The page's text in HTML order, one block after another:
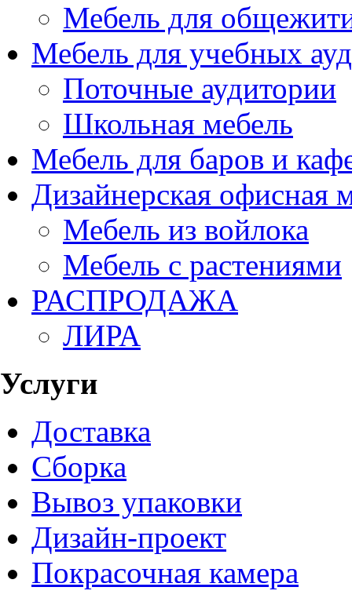
Мебель для
Мебель для учебных
Поточные аудитории
Школьная мебель
Мебель для баров и
Дизайнерская офисная
Мебель из войлока
Мебель с растениями
РАСПРОДАЖА
ЛИРА
Услуги
Доставка
Сборка
Вывоз упаковки
Дизайн-проект
Покрасочная камера